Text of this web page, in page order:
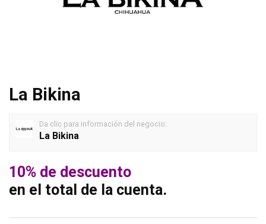
La Bikina
Da clic para información del negocio:
La Bikina
10% de descuento
en el total de la cuenta.